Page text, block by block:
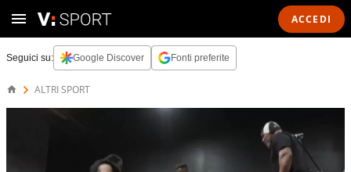
ACCEDI
Seguici su: Google Discover Fonti preferite
ALTRI SPORT